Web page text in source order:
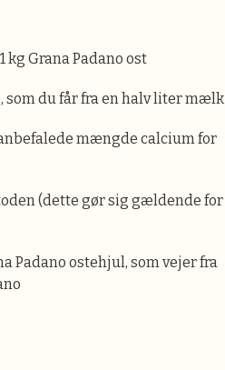
Grana Padano ost
som du får fra en halv liter mælk
mængde calcium for
(dette gør sig gældende for
Padano ostehjul, som vejer fra